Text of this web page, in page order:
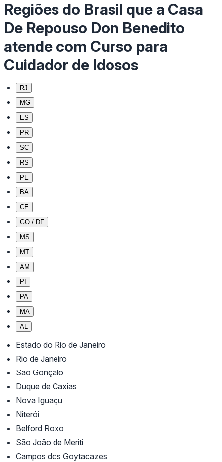
Regiões do Brasil que a Casa
De Repouso Don Benedito
atende com Curso para
Cuidador de Idosos
RJ
MG
ES
PR
SC
RS
PE
BA
CE
GO / DF
MS
MT
AM
PI
PA
MA
AL
Estado do Rio de Janeiro
Rio de Janeiro
São Gonçalo
Duque de Caxias
Nova Iguaçu
Niterói
Belford Roxo
São João de Meriti
Campos dos Goytacazes